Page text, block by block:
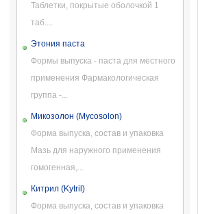
Таблетки, покрытые оболочкой 1
таб....
Этония паста
Формы выпуска - паста для местного
применения Фармакологическая
группа -...
Микозолон (Mycosolon)
Форма выпуска, состав и упаковка
Мазь для наружного применения
гомогенная,...
Китрил (Kytril)
Форма выпуска, состав и упаковка